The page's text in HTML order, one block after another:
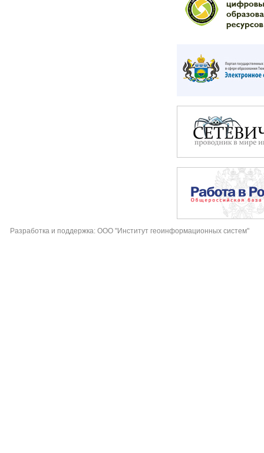
Разработка и поддержка: ООО "Институт геоинформационных систем"